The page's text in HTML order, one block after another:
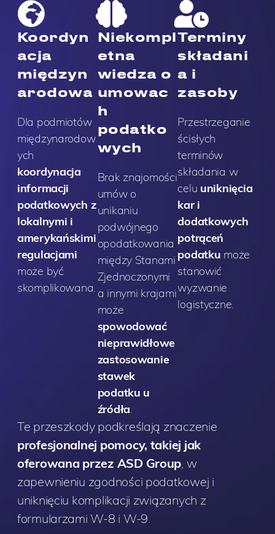
Koordyn
acja
międzyn
arodowa
Dla podmiotów
międzynarodow
ych
koordynacja
informacji
podatkowych z
lokalnymi i
amerykańskimi
regulacjami
może być
skomplikowana.
Niekompl
etna
wiedza o
umowac
h
podatko
wych
Brak znajomości
umów o
unikaniu
podwójnego
opodatkowania
między Stanami
Zjednoczonymi
a innymi krajami
może
spowodować
nieprawidłowe
zastosowanie
stawek
podatku u
źródła.
Terminy
składani
a i
zasoby
Przestrzeganie
ścisłych
terminów
składania w
celu uniknięcia
kar i
dodatkowych
potrąceń
podatku może
stanowić
wyzwanie
logistyczne.
Te przeszkody podkreślają znaczenie
profesjonalnej pomocy, takiej jak
oferowana przez ASD Group, w
zapewnieniu zgodności podatkowej i
uniknięciu komplikacji związanych z
formularzami W-8 i W-9.